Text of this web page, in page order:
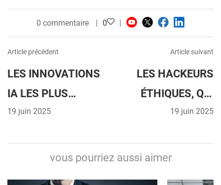
0 commentaire 0
Article précédent
LES INNOVATIONS
IA LES PLUS
ATTENDUES –
RÉSERVE L’AVENIR
19 juin 2025
Article suivant
LES HACKEURS
ÉTHIQUES, QUI
SONT-ILS ET
PROTÈGENT-ILS ?
19 juin 2025
vous pourriez aussi aimer